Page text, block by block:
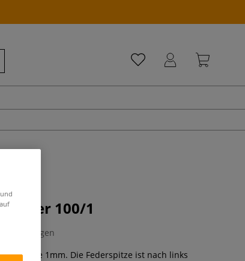
100/1
Bewertungen
1mm. Die Federspitze ist nach links